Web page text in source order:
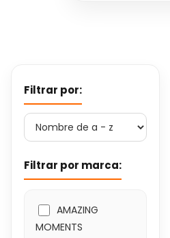
Filtrar por:
Filtrar por marca:
AMAZING
MOMENTS